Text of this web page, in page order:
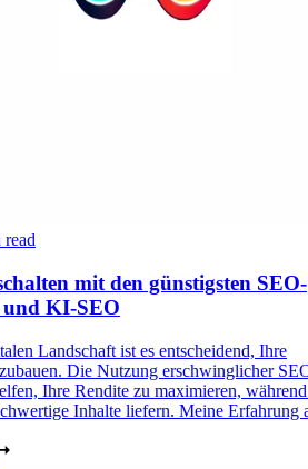
read
mit den günstigsten SEO-
KI-SEO
Landschaft ist es entscheidend, Ihre
Die Nutzung erschwinglicher
Ihre Rendite zu maximieren,
Inhalte liefern. Meine Erfahrung